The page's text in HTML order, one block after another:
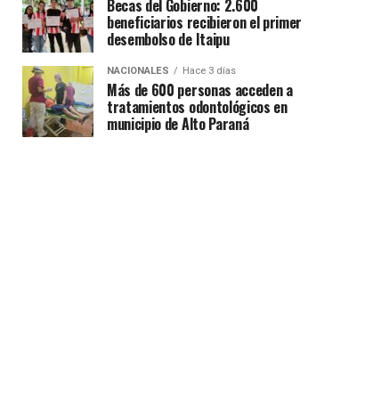
Becas del Gobierno: 2.600
beneficiarios recibieron el primer
desembolso de Itaipu
NACIONALES Hace 3 días
Más de 600 personas acceden a
tratamientos odontológicos en
municipio de Alto Paraná